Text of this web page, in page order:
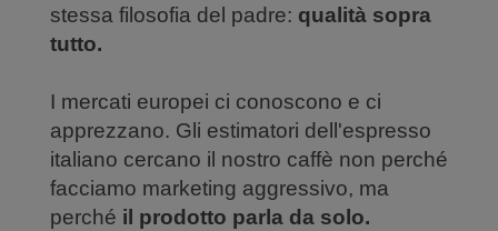
stessa filosofia del padre: qualità sopra
tutto.
I mercati europei ci conoscono e ci
apprezzano. Gli estimatori dell'espresso
italiano cercano il nostro caffè non perché
facciamo marketing aggressivo, ma
perché il prodotto parla da solo.